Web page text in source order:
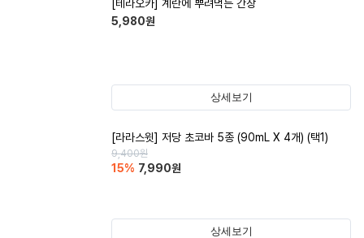
[테라오카] 계란에 뿌려먹는 간장
5,980원
상세보기
[라라스윗] 저당 초코바 5종 (90mL X 4개) (택1)
9,400원
15% 7,990원
상세보기